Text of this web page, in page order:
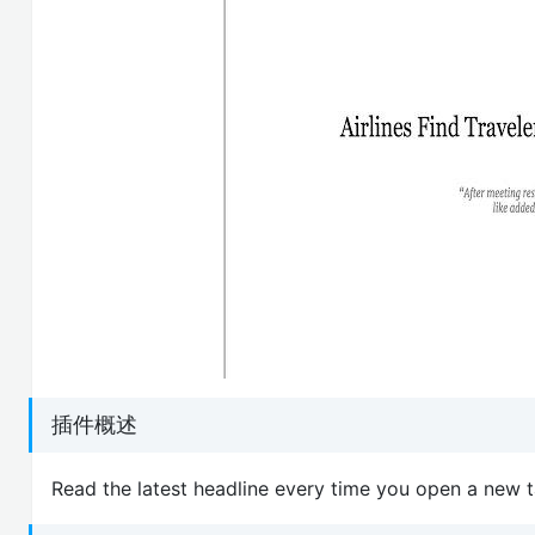
插件概述
Read the latest headline every time you open a new